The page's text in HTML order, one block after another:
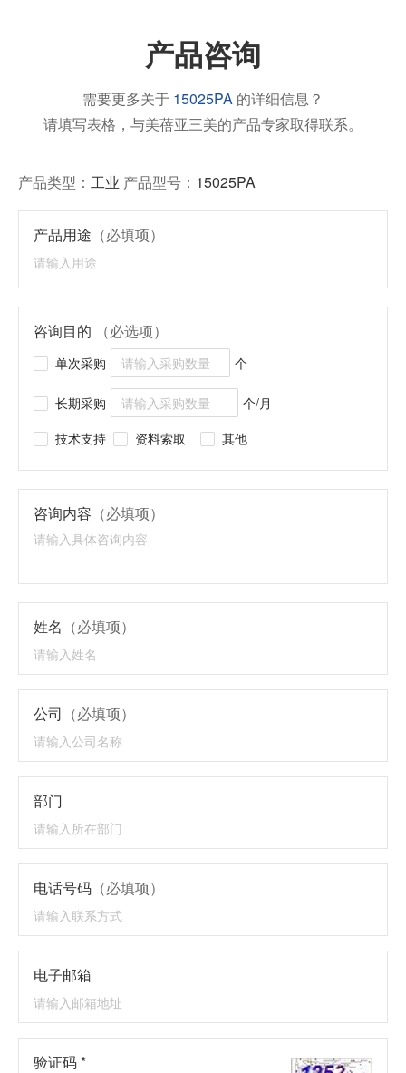
产品咨询
需要更多关于 15025PA 的详细信息？
请填写表格，与美蓓亚三美的产品专家取得联系。
产品类型： 工业 产品型号： 15025PA
产品用途 （必填项）
咨询目的 （必选项）
单次采购 个
长期采购
个/月
技术支持
资料索取 其他
咨询内容 （必填项）
姓名 （必填项）
公司 （必填项）
部门
电话号码 （必填项）
电子邮箱
验证码 *